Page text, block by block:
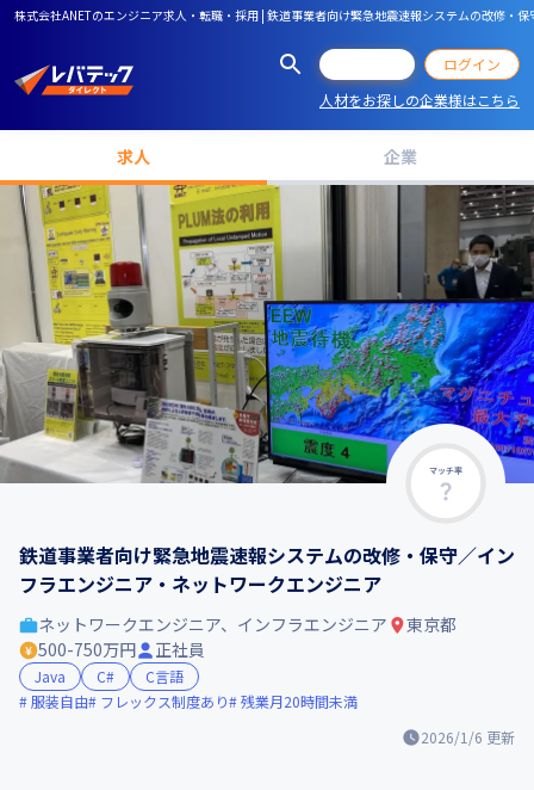
株式会社ANETのエンジニア求人・転職・採用 | 鉄道事業者向け緊急地震速報システムの改修・
ログイン
人材をお探しの企業様はこちら
求人 企業
マッチ率
鉄道事業者向け緊急地震速報システムの改修・保守／イン
フラエンジニア・ネットワークエンジニア
2026/1/6 更新
ネットワークエンジニア、インフラエンジニア
東京都
500-750万円
正社員
Java C#
C言語
服装自由
フレックス制度あり 残業月20時間未満